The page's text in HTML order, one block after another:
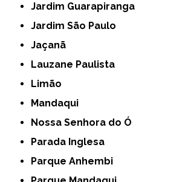
Jardim Guarapiranga
Jardim São Paulo
Jaçanã
Lauzane Paulista
Limão
Mandaqui
Nossa Senhora do Ó
Parada Inglesa
Parque Anhembi